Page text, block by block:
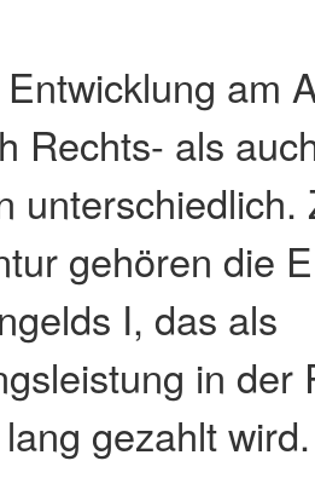
am
Rechts- als
gehören die
I, das als
in der
gezahlt